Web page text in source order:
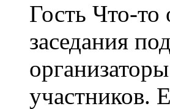
Гость Что-то
заседания
участников.